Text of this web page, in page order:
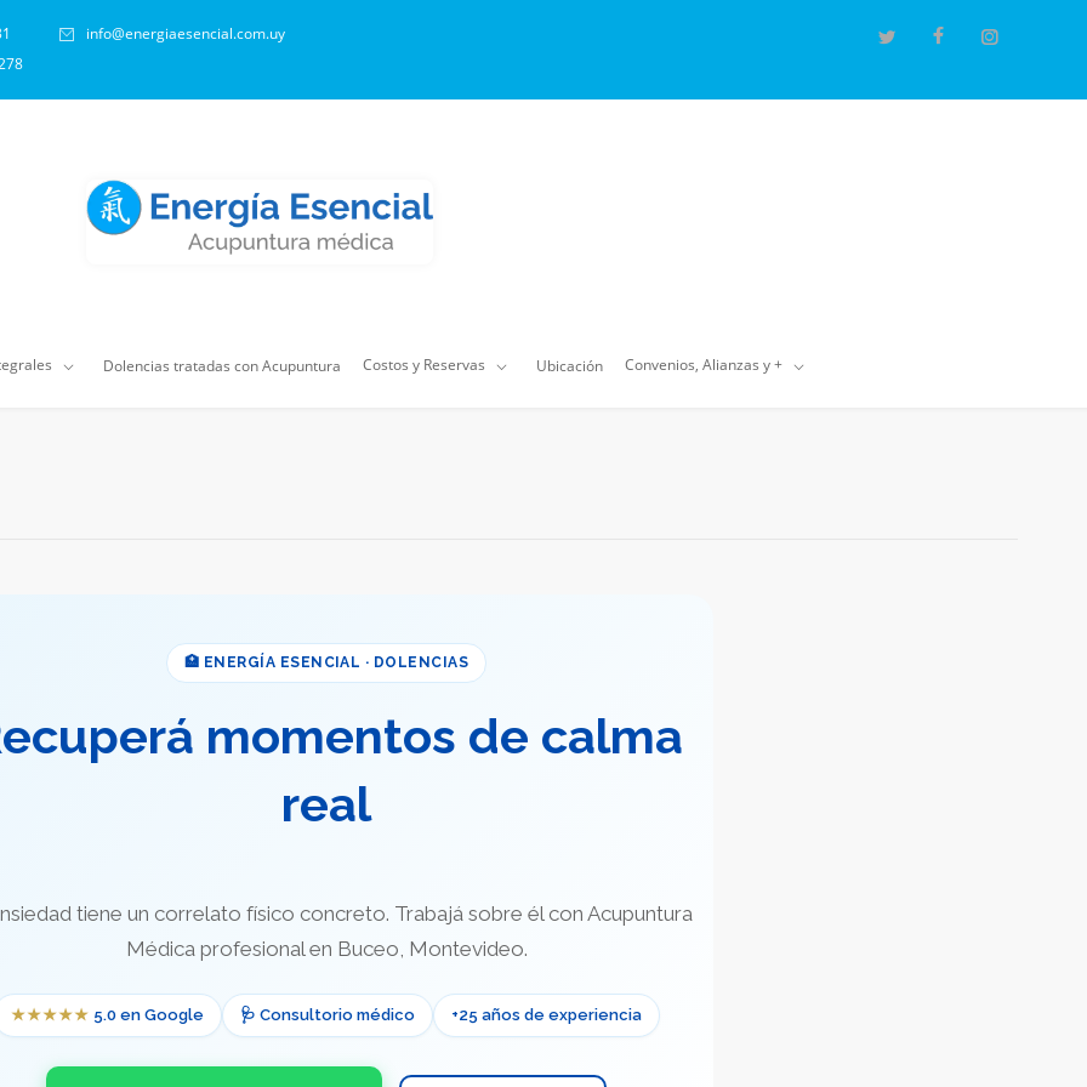
info@energiaesencial.com.uy
Dolencias tratadas con Acupuntura Costos y Reservas Ubicación Convenios, Alianzas y +
🏥 ENERGÍA ESENCIAL · DOLENCIAS
momentos de calma
real
tiene un correlato físico concreto. Trabajá sobre él con Acupuntura
Médica profesional en Buceo, Montevideo.
★★★★★ 5.0 en Google 🩺 Consultorio médico +25 años de experiencia